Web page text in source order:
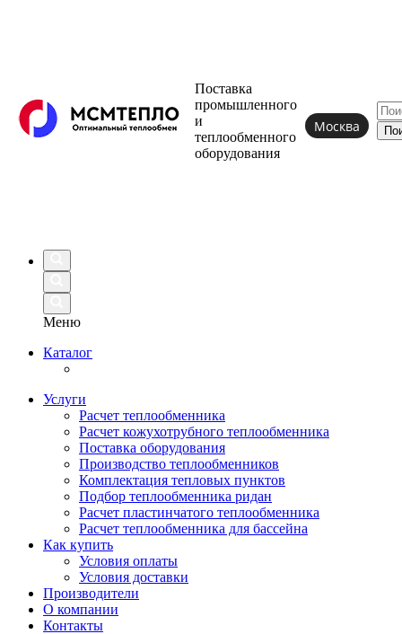
Поставка
промышленного
и
теплообменного
оборудования
Москва
Меню
Каталог
Услуги
Расчет теплообменника
Расчет кожухотрубного теплообменника
Поставка оборудования
Производство теплообменников
Комплектация тепловых пунктов
Подбор теплообменника ридан
Расчет пластинчатого теплообменника
Расчет теплообменника для бассейна
Как купить
Условия оплаты
Условия доставки
Производители
О компании
Контакты